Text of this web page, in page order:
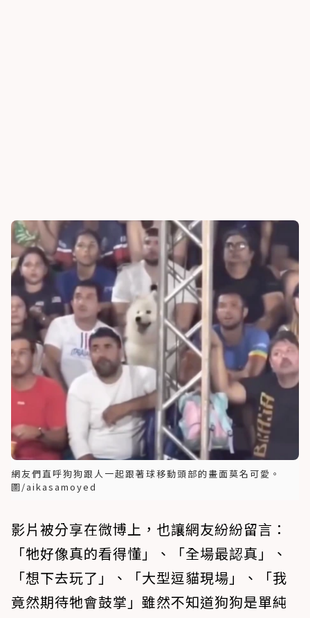
網友們直呼狗狗跟人一起跟著球移動頭部的畫面莫名可愛。
圖/aikasamoyed ​
影片被分享在微博上，也讓網友紛紛留言：
「牠好像真的看得懂」、「全場最認真」、
「想下去玩了」、「大型逗貓現場」、「我
竟然期待牠會鼓掌」雖然不知道狗狗是單純